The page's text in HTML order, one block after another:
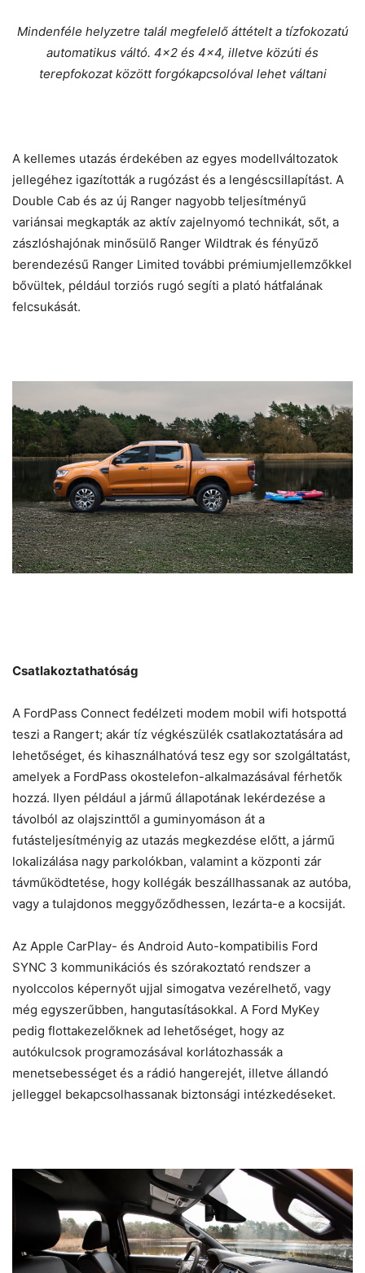
Mindenféle helyzetre talál megfelelő áttételt a tízfokozatú
automatikus váltó. 4×2 és 4×4, illetve közúti és
terepfokozat között forgókapcsolóval lehet váltani
A kellemes utazás érdekében az egyes modellváltozatok
jellegéhez igazították a rugózást és a lengéscsillapítást. A
Double Cab és az új Ranger nagyobb teljesítményű
variánsai megkapták az aktív zajelnyomó technikát, sőt, a
zászlóshajónak minősülő Ranger Wildtrak és fényűző
berendezésű Ranger Limited további prémiumjellemzőkkel
bővültek, például torziós rugó segíti a plató hátfalának
felcsukását.
Csatlakoztathatóság
A FordPass Connect fedélzeti modem mobil wifi hotspottá
teszi a Rangert; akár tíz végkészülék csatlakoztatására ad
lehetőséget, és kihasználhatóvá tesz egy sor szolgáltatást,
amelyek a FordPass okostelefon-alkalmazásával férhetők
hozzá. Ilyen például a jármű állapotának lekérdezése a
távolból az olajszinttől a guminyomáson át a
futásteljesítményig az utazás megkezdése előtt, a jármű
lokalizálása nagy parkolókban, valamint a központi zár
távműködtetése, hogy kollégák beszállhassanak az autóba,
vagy a tulajdonos meggyőződhessen, lezárta-e a kocsiját.
Az Apple CarPlay- és Android Auto-kompatibilis Ford
SYNC 3 kommunikációs és szórakoztató rendszer a
nyolccolos képernyőt ujjal simogatva vezérelhető, vagy
még egyszerűbben, hangutasításokkal. A Ford MyKey
pedig flottakezelőknek ad lehetőséget, hogy az
autókulcsok programozásával korlátozhassák a
menetsebességet és a rádió hangerejét, illetve állandó
jelleggel bekapcsolhassanak biztonsági intézkedéseket.